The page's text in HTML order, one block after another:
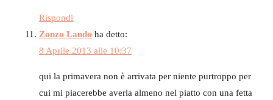
Rispondi
Zonzo Lando ha detto:
8 Aprile 2013 alle 10:37
qui la primavera non è arrivata per niente purtroppo per
cui mi piacerebbe averla almeno nel piatto con una fetta